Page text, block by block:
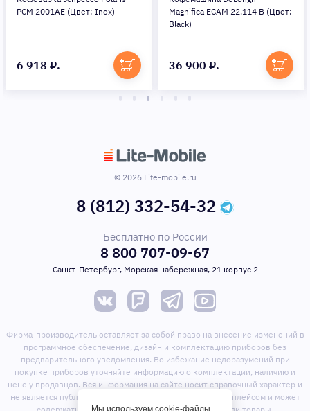
PCM 2001AE (Цвет: Inox)
6 918 ₽.
Magnifica ECAM 22.114 B (Цвет:
Black)
36 900 ₽.
© 2026 Lite-mobile.ru
8 (812) 332-54-32
Бесплатно по России
8 800 707-09-67
Санкт-Петербург, Морская набережная, 21 корпус 2
Фирма-производитель оставляет за собой право на внесение изменений в
программное обеспечение, дизайн и комплектацию приборов без
предварительного уведомления. Во избежание недоразумений при
покупке приборов уточняйте информацию о комплектации, наличию и
цене у продавцов. Вся информация на сайте носит справочный характер и
не является публичной офертой. Сайт является маркет-плейсом и может
Мы используем cookie-файлы